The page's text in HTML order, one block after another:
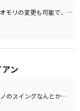
大変大変、球が伸びます。オモリの変更も可能で、かつ、カチャカチャ？もあるので、いろんな選択肢があると思います。打感について、当たった感覚は、素晴らしく良いです。今だと、かなり安価で手に入ると思いますし、個人的には、オススメです。
ン
大変気に入ってます。 ミズノのスイングなんとか？で、出たとおりのクラブ選択をしましたので、これにて努力練習あるのみです^_^ のちに、シャフトもデザインチューニングに入れ替えて、自己満足で楽しんでおります。